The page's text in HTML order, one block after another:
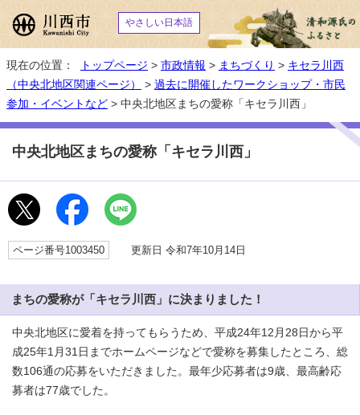
やさしい日本語
現在の位置： トップページ > 市政情報 > まちづくり > キセラ川西
（中央北地区関連ページ）
> 過去に開催したワークショップ・市民
参加・イベントなど > 中央北地区まちの愛称「キセラ川西」
中央北地区まちの愛称「キセラ川西」
ページ番号1003450 更新日 令和7年10月14日
まちの愛称が「キセラ川西」に決まりました！
中央北地区に愛着を持ってもらうため、平成24年12月28日から平
成25年1月31日までホームページなどで愛称を募集したところ、総
数106通の応募をいただきました。最年少応募者は9歳、最高齢応
募者は77歳でした。